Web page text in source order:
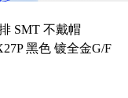
SMT 不戴帽
黑色 镀全金G/F